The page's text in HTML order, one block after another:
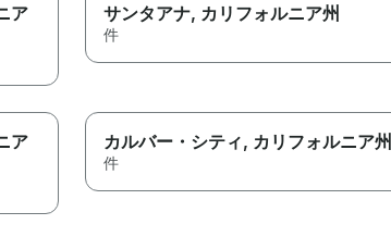
ア
サンタアナ, カリフォルニア州
件
ア
カルバー・シティ, カリフォルニア州
件